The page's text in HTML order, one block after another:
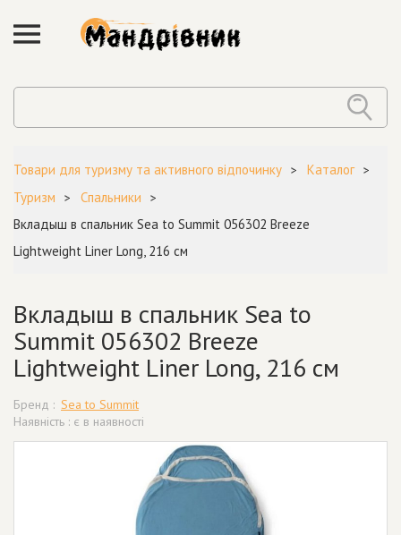
Товари для туризму та активного відпочинку
Каталог
Туризм
Спальники
Вкладыш в спальник Sea to Summit 056302 Breeze
Lightweight Liner Long, 216 см
Вкладыш в спальник Sea to
Summit 056302 Breeze
Lightweight Liner Long, 216 см
Бренд : Sea to Summit
Наявність : є в наявності